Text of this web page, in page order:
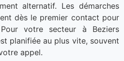
alternatif. Les démarches
dès le premier contact pour
votre secteur à Beziers
planifiée au plus vite, souvent
appel.